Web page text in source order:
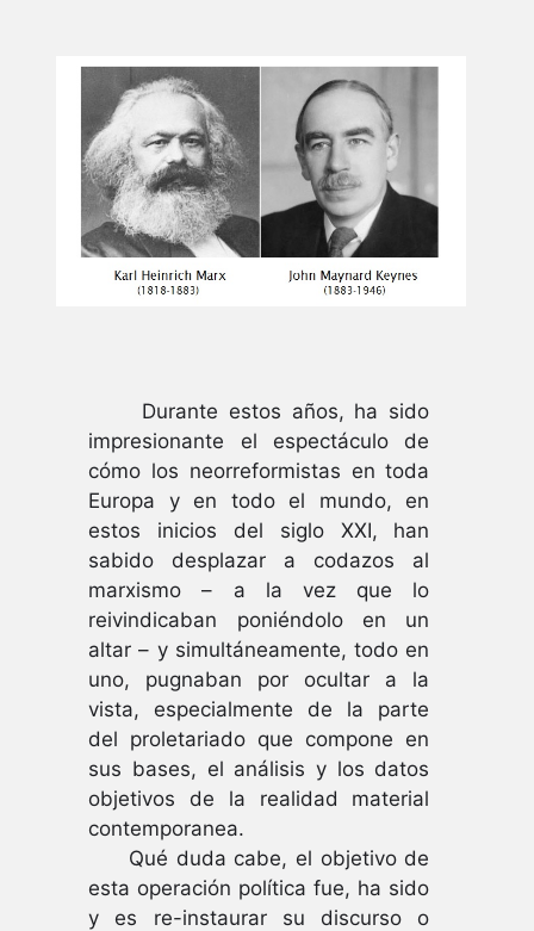
Durante estos años, ha sido
impresionante el espectáculo de
cómo los neorreformistas en toda
Europa y en todo el mundo, en
estos inicios del siglo XXI, han
sabido desplazar a codazos al
marxismo – a la vez que lo
reivindicaban poniéndolo en un
altar – y simultáneamente, todo en
uno, pugnaban por ocultar a la
vista, especialmente de la parte
del proletariado que compone en
sus bases, el análisis y los datos
objetivos de la realidad material
contemporanea.
Qué duda cabe, el objetivo de
esta operación política fue, ha sido
y es re-instaurar su discurso o